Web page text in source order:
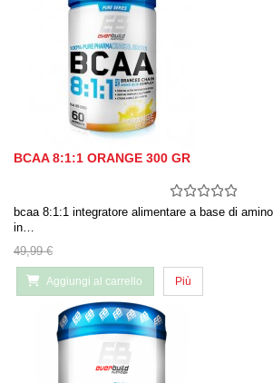
BCAA 8:1:1 ORANGE 300 GR
bcaa 8:1:1 integratore alimentare a base di
in…
49,99 €
Aggiungi al carrello Più